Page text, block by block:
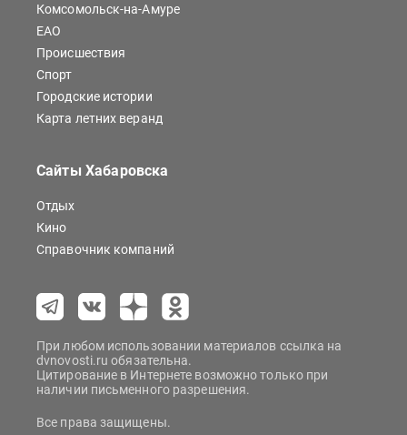
Комсомольск-на-Амуре
ЕАО
Происшествия
Спорт
Городские истории
Карта летних веранд
Сайты Хабаровска
Отдых
Кино
Справочник компаний
При любом использовании материалов ссылка на
dvnovosti.ru обязательна.
Цитирование в Интернете возможно только при
наличии письменного разрешения.
Все права защищены.